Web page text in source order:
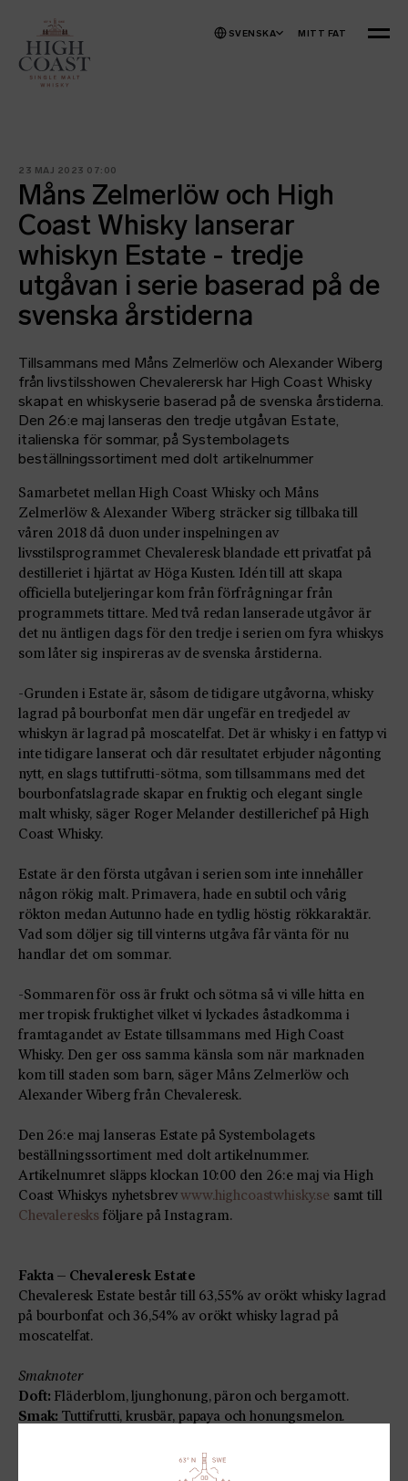
SVENSKA MITT FAT MENY
23 MAJ 2023 07:00
Måns Zelmerlöw och High
Coast Whisky lanserar
whiskyn Estate - tredje
utgåvan i serie baserad på de
svenska årstiderna
Tillsammans med Måns Zelmerlöw och Alexander Wiberg
från livstilsshowen Chevalerersk har High Coast Whisky
skapat en whiskyserie baserad på de svenska årstiderna.
Den 26:e maj lanseras den tredje utgåvan Estate,
italienska för sommar, på Systembolagets
beställningssortiment med dolt artikelnummer
Samarbetet mellan High Coast Whisky och Måns
Zelmerlöw & Alexander Wiberg sträcker sig tillbaka till
våren 2018 då duon under inspelningen av
livsstilsprogrammet Chevaleresk blandade ett privatfat på
destilleriet i hjärtat av Höga Kusten. Idén till att skapa
officiella buteljeringar kom från förfrågningar från
programmets tittare. Med två redan lanserade utgåvor är
det nu äntligen dags för den tredje i serien om fyra whiskys
som låter sig inspireras av de svenska årstiderna.
-Grunden i Estate är, såsom de tidigare utgåvorna, whisky
lagrad på bourbonfat men där ungefär en tredjedel av
whiskyn är lagrad på moscatelfat. Det är whisky i en fattyp vi
inte tidigare lanserat och där resultatet erbjuder någonting
nytt, en slags tuttifrutti-sötma, som tillsammans med det
bourbonfatslagrade skapar en fruktig och elegant single
malt whisky, säger Roger Melander destillerichef på High
Coast Whisky.
Estate är den första utgåvan i serien som inte innehåller
någon rökig malt. Primavera, hade en subtil och vårig
rökton medan Autunno hade en tydlig höstig rökkaraktär.
Vad som döljer sig till vinterns utgåva får vänta för nu
handlar det om sommar.
-Sommaren för oss är frukt och sötma så vi ville hitta en
mer tropisk fruktighet vilket vi lyckades åstadkomma i
framtagandet av Estate tillsammans med High Coast
Whisky. Den ger oss samma känsla som när marknaden
kom till staden som barn, säger Måns Zelmerlöw och
Alexander Wiberg från Chevaleresk.
Den 26:e maj lanseras Estate på Systembolagets
beställningssortiment med dolt artikelnummer.
Artikelnumret släpps klockan 10:00 den 26:e maj via High
Coast Whiskys nyhetsbrevwww.highcoastwhisky.se samt till
Chevaleresks följare på Instagram.
Fakta – Chevaleresk Estate
Chevaleresk Estate består till 63,55% av orökt whisky lagrad
på bourbonfat och 36,54% av orökt whisky lagrad på
moscatelfat.
Smaknoter
Doft: Fläderblom, ljunghonung, päron och bergamott.
Smak: Tuttifrutti, krusbär, papaya och honungsmelon.
Säljstart: 26 maj på Systembolaget på Beställningssortiment
Dolt artikelnummer som skickas till High